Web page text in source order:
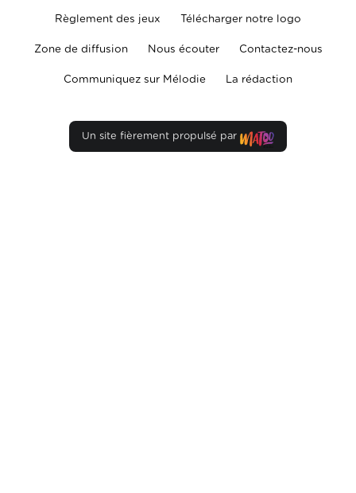
Règlement des jeux Télécharger notre logo
Zone de diffusion Nous écouter Contactez-nous
Communiquez sur Mélodie La rédaction
Un site fièrement propulsé par